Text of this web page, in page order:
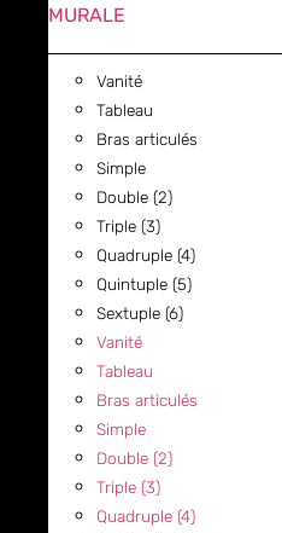
MURALE
Vanité
Tableau
Bras articulés
Simple
Double (2)
Triple (3)
Quadruple (4)
Quintuple (5)
Sextuple (6)
Vanité
Tableau
Bras articulés
Simple
Double (2)
Triple (3)
Quadruple (4)